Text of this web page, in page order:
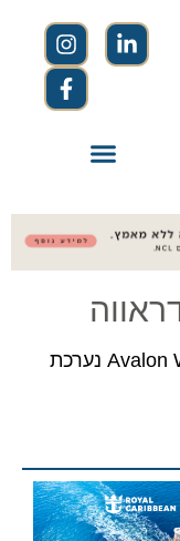
Avalon Waterways נערכת